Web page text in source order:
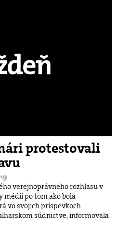
protestovali
verejnoprávneho rozhlasu v
médií po tom ako bola
vo svojich príspevkoch
súdnictve, informovala